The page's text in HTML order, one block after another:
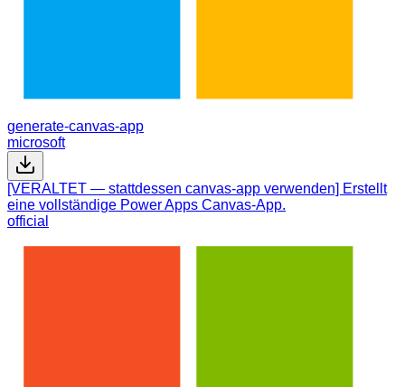
generate-canvas-app
microsoft
[VERALTET — stattdessen canvas-app verwenden] Erstellt
eine vollständige Power Apps Canvas-App.
official